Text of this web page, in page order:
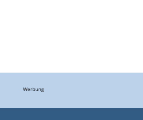
Werbung